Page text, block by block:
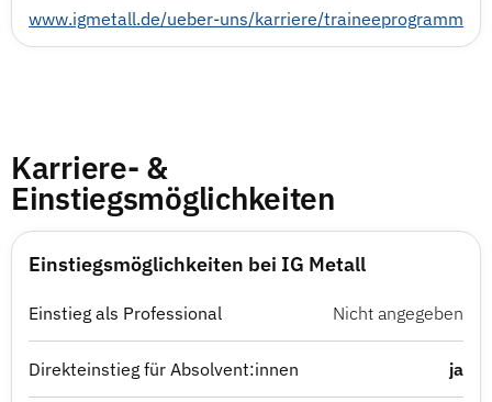
www.igmetall.de/ueber-uns/karriere/traineeprogramm
Karriere- &
Einstiegsmöglichkeiten
Einstiegsmöglichkeiten bei IG Metall
Einstieg als Professional Nicht angegeben
Direkteinstieg für Absolvent:innen ja